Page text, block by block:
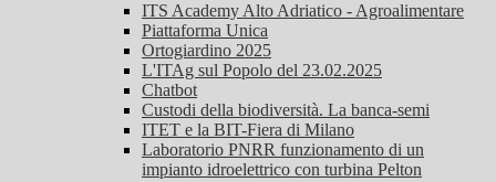
ITS Academy Alto Adriatico - Agroalimentare
Piattaforma Unica
Ortogiardino 2025
L'ITAg sul Popolo del 23.02.2025
Chatbot
Custodi della biodiversità. La banca-semi
ITET e la BIT-Fiera di Milano
Laboratorio PNRR funzionamento di un
impianto idroelettrico con turbina Pelton